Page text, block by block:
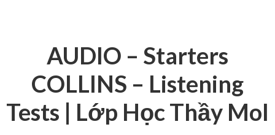
AUDIO – Starters
COLLINS – Listening
Tests | Lớp Học Thầy Mol